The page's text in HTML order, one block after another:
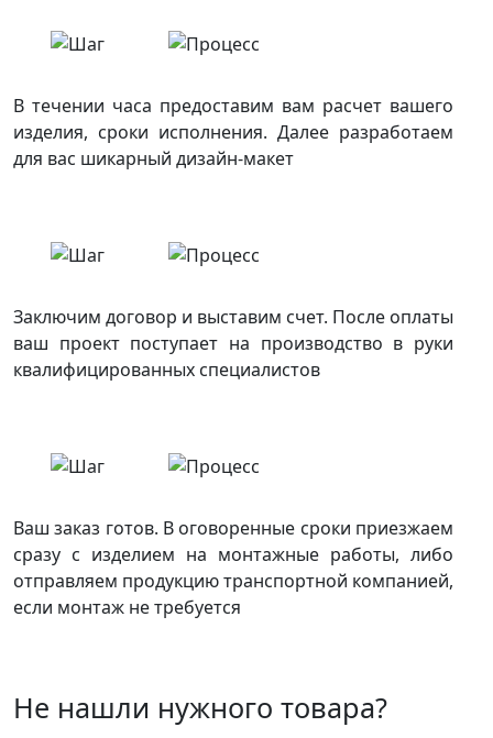
В течении часа предоставим вам расчет вашего
изделия, сроки исполнения. Далее разработаем
для вас шикарный дизайн-макет
Заключим договор и выставим счет. После оплаты
ваш проект поступает на производство в руки
квалифицированных специалистов
Ваш заказ готов. В оговоренные сроки приезжаем
сразу с изделием на монтажные работы, либо
отправляем продукцию транспортной компанией,
если монтаж не требуется
Не нашли нужного товара?